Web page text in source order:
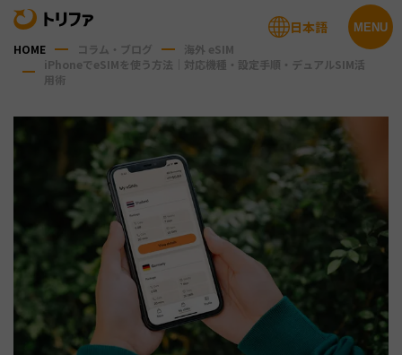
MENU
日本語
HOME コラム・ブログ
海外 eSIM
iPhoneでeSIMを使う方法｜対応機種・設定手順・デュアルSIM活
用術